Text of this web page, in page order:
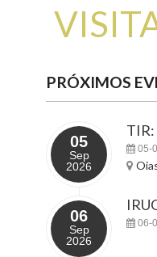
PRÓXIMOS
05
Sep
2026
05-
06
Sep
2026
06-